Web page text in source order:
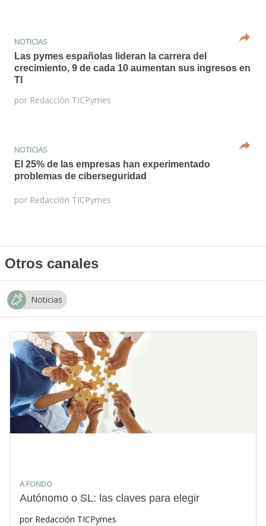
NOTICIAS
Las pymes españolas lideran la carrera del
crecimiento, 9 de cada 10 aumentan sus ingresos en
TI
por Redacción TICPymes
NOTICIAS
El 25% de las empresas han experimentado
problemas de ciberseguridad
por Redacción TICPymes
Otros canales
Noticias
A FONDO
Autónomo o SL: las claves para elegir
por Redacción TICPymes